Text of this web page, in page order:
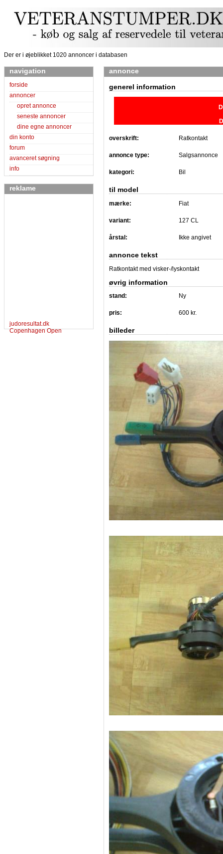
Der er i øjeblikket 1020 annoncer i databasen
navigation
forside
annoncer
opret annonce
seneste annoncer
dine egne annoncer
din konto
forum
avanceret søgning
info
reklame
judoresultat.dk
Copenhagen Open
annonce
generel information
overskrift: Ratkontakt
annonce type: Salgsannonce
kategori: Bil
til model
mærke: Fiat
variant: 127 CL
årstal: Ikke angivet
annonce tekst
Ratkontakt med visker-/lyskontakt
øvrig information
stand: Ny
pris: 600 kr.
billeder